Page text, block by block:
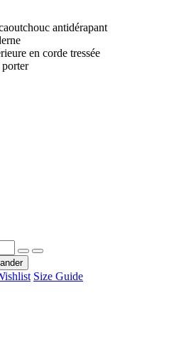
antidérapant
en corde tressée
porter
Size Guide